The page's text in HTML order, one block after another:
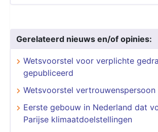
Gerelateerd nieuws en/of opinies:
Wetsvoorstel voor verplichte
gepubliceerd
Wetsvoorstel vertrouwenspersoon
Eerste gebouw in Nederland dat
Parijse klimaatdoelstellingen